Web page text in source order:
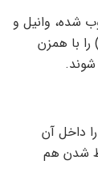
شده، وانیل و
با همزن
داخل آن
شدن هم